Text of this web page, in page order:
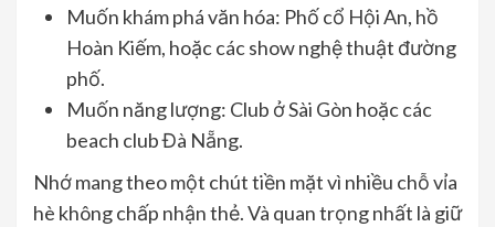
Muốn khám phá văn hóa: Phố cổ Hội An, hồ
Hoàn Kiếm, hoặc các show nghệ thuật đường
phố.
Muốn năng lượng: Club ở Sài Gòn hoặc các
beach club Đà Nẵng.
Nhớ mang theo một chút tiền mặt vì nhiều chỗ vỉa
hè không chấp nhận thẻ. Và quan trọng nhất là giữ